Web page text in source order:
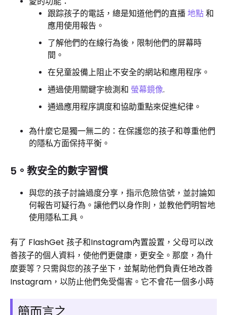
跟踪孩子的電話，總是知道他們的直播地點和
應用使用報告。
了解他們的在線行為後，限制他們的屏幕時
間。
在兒童設備上阻止不安全的網站和應用程序。
通過使用關鍵字檢測和 螢幕鏡像.
通過應用程序調度和協助重點來促進紀律。
為什麼它是獨一無二的：在保護您的孩子和尊重他們
的隱私方面保持平衡。
5。教安全的數字習慣
與您的孩子討論過度分享，指示危險信號，並討論如
何報告可疑行為。讓他們以身作則，並教他們明智地
使用隱私工具。
有了 FlashGet 孩子和Instagram內置設置，父母可以改
善孩子的個人資料，使他們更健康，更安全。那麼，為什
麼要等？只需與您的孩子坐下，並幫助他們負責任地改善
Instagram，以防止他們免受傷害。它不會花一個多小時
簡而言之